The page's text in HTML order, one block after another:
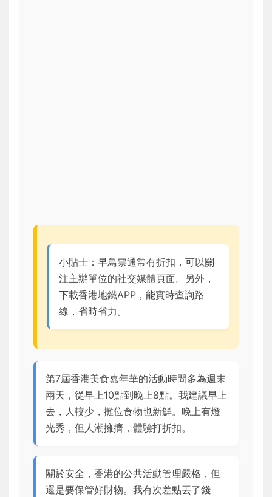
小貼士：早鳥票通常有折扣，可以關
注主辦單位的社交媒體頁面。另外，
下載香港地鐵APP，能實時查詢路
線，省時省力。
第7屆香港美食嘉年華的活動時間多為週末
兩天，從早上10點到晚上8點。我建議早上
去，人較少，攤位食物也新鮮。晚上有燈
光秀，但人潮擁擠，體驗打折扣。
關於安全，香港的公共活動管理嚴格，但
還是要保管好財物。我有次差點丟了錢